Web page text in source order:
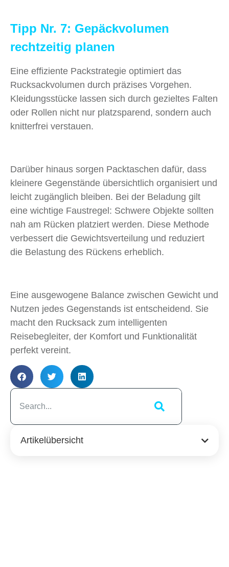
Tipp Nr. 7: Gepäckvolumen
rechtzeitig planen
Eine effiziente Packstrategie optimiert das
Rucksackvolumen durch präzises Vorgehen.
Kleidungsstücke lassen sich durch gezieltes Falten
oder Rollen nicht nur platzsparend, sondern auch
knitterfrei verstauen.
Darüber hinaus sorgen Packtaschen dafür, dass
kleinere Gegenstände übersichtlich organisiert und
leicht zugänglich bleiben. Bei der Beladung gilt
eine wichtige Faustregel: Schwere Objekte sollten
nah am Rücken platziert werden. Diese Methode
verbessert die Gewichtsverteilung und reduziert
die Belastung des Rückens erheblich.
Eine ausgewogene Balance zwischen Gewicht und
Nutzen jedes Gegenstands ist entscheidend. Sie
macht den Rucksack zum intelligenten
Reisebegleiter, der Komfort und Funktionalität
perfekt vereint.
Artikelübersicht